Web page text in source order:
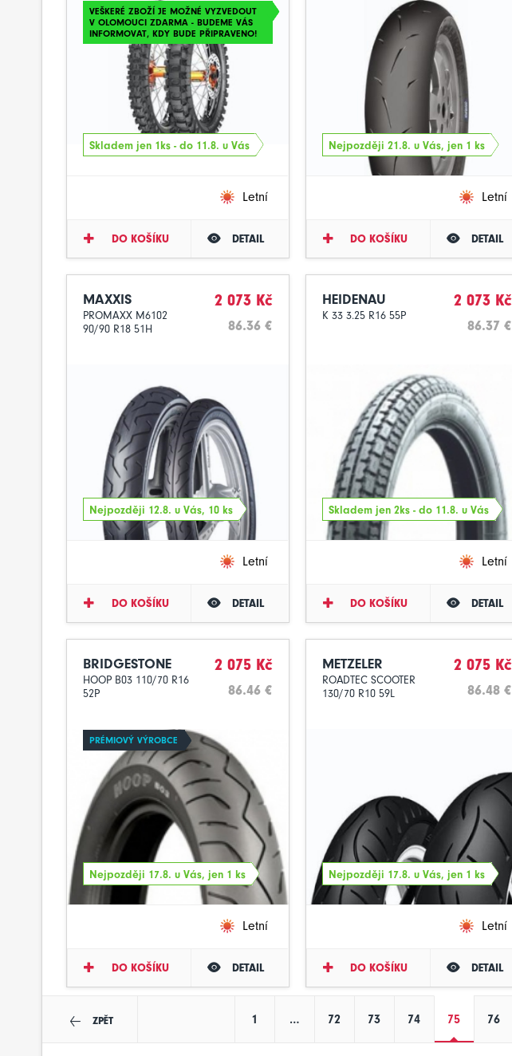
VEŠKERÉ ZBOŽÍ JE MOŽNÉ VYZVEDOUT
V OLOMOUCI ZDARMA - BUDEME VÁS
INFORMOVAT, KDY BUDE PŘIPRAVENO!
Skladem jen 1ks - do 11.8. u Vás
Letní
DO KOŠÍKU DETAIL
Nejpozději 21.8. u Vás, jen 1 ks
Letní
DO KOŠÍKU DETAIL
MAXXIS
PROMAXX M6102
90/90 R18 51H
2 073 Kč
86.36 €
Nejpozději 12.8. u Vás, 10 ks
Letní
DO KOŠÍKU DETAIL
HEIDENAU
K 33 3.25 R16 55P
2 073 Kč
86.37 €
Skladem jen 2ks - do 11.8. u Vás
Letní
DO KOŠÍKU DETAIL
BRIDGESTONE
HOOP B03 110/70 R16
52P
2 075 Kč
86.46 €
PRÉMIOVÝ VÝROBCE
Nejpozději 17.8. u Vás, jen 1 ks
Letní
DO KOŠÍKU DETAIL
METZELER
ROADTEC SCOOTER
130/70 R10 59L
2 075 Kč
86.48 €
Nejpozději 17.8. u Vás, jen 1 ks
Letní
DO KOŠÍKU DETAIL
ZPĚT 1 … 72 73 74 75 76